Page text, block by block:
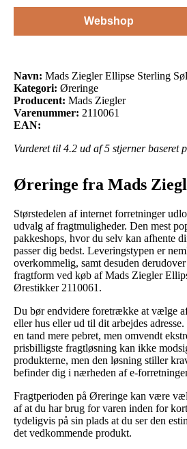
Webshop
Navn: Mads Ziegler Ellipse Sterling
Kategori: Øreringe
Producent: Mads Ziegler
Varenummer: 2110061
EAN:
Vurderet til 4.2 ud af 5 stjerner baseret
Øreringe fra Mads
Størstedelen af internet forretninger
udvalg af fragtmuligheder. Den mest
pakkeshops, hvor du selv kan afhente
passer dig bedst. Leveringstypen er
overkommelig, samt desuden
fragtform ved køb af Mads Ziegler
Ørestikker 2110061.
Du bør endvidere foretrække at vælge
eller hus eller ud til dit arbejdes
en tand mere pebret, men omvendt
prisbilligste fragtløsning kan ikke
produkterne, men den løsning stiller
befinder dig i nærheden af e-
Fragtperioden på Øreringe kan være
af at du har brug for varen inden for
tydeligvis på sin plads at du ser den
det vedkommende produkt.